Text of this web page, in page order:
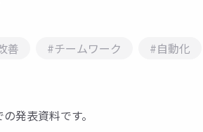
善 #チームワーク #自動化
発表資料です。